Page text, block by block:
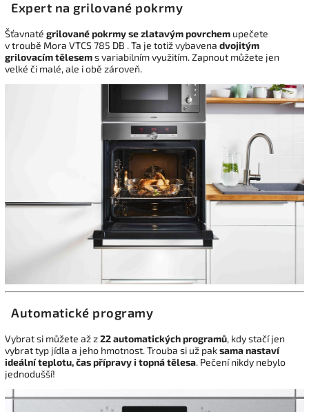
Expert na grilované pokrmy
Šťavnaté grilované pokrmy se zlatavým povrchem upečete
v troubě Mora VTCS 785 DB . Ta je totiž vybavena dvojitým
grilovacím tělesems variabilním využitím. Zapnout můžete jen
velké či malé, ale i obě zároveň.
Automatické programy
Vybrat si můžete až z22 automatických programů, kdy stačí jen
vybrat typ jídla a jeho hmotnost. Trouba si už paksama nastaví
ideální teplotu, čas přípravy i topná tělesa. Pečení nikdy nebylo
jednodušší!